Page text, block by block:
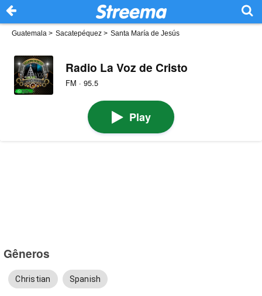
Guatemala > Sacatepéquez > Santa María de Jesús
Radio La Voz de Cristo
FM · 95.5
Play
Gêneros
Christian Spanish